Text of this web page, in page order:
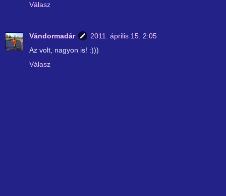
Válasz
Vándormadár
2011. április 15. 2:05
Az volt, nagyon is! :)))
Válasz